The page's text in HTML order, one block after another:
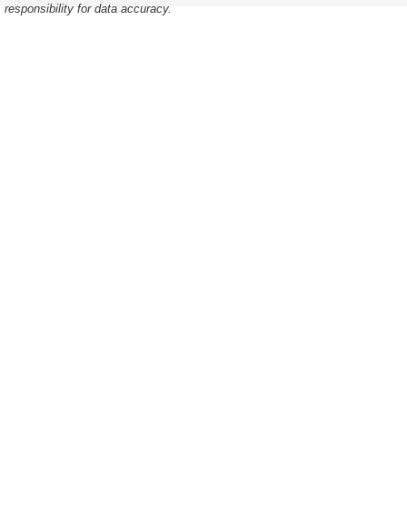
responsibility for data accuracy.